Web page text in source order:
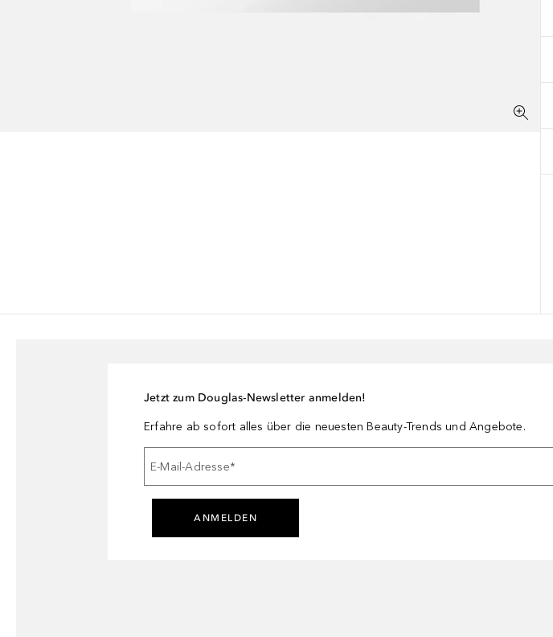
Jetzt zum Douglas-Newsletter anmelden!
Erfahre ab sofort alles über die neuesten Beauty-Trends und Angebote.
E-Mail-Adresse*
ANMELDEN